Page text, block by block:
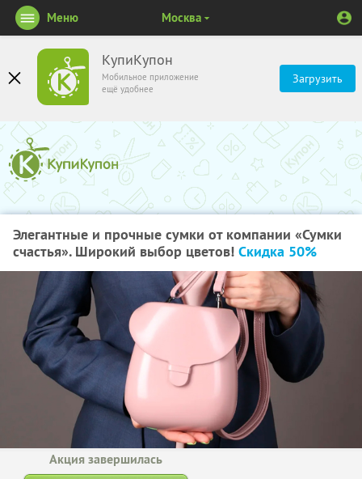
КупиКупон
Мобильное приложение
ещё удобнее
Загрузить
Меню Москва
Элегантные и прочные сумки от компании «Сумки
счастья». Широкий выбор цветов! Скидка 50%
Акция завершилась